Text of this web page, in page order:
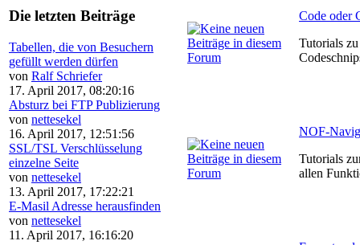
Die letzten Beiträge
Tabellen, die von Besuchern
gefüllt werden dürfen
von Ralf Schriefer
17. April 2017, 08:20:16
Absturz bei FTP Publizierung
von nettesekel
16. April 2017, 12:51:56
SSL/TSL Verschlüsselung
einzelne Seite
von nettesekel
13. April 2017, 17:22:21
E-Masil Adresse herausfinden
von nettesekel
11. April 2017, 16:16:20
Code oder
Tutorials
NOF-
Tutorials
allen